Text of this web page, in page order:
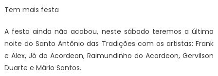
Tem mais festa
A festa ainda não acabou, neste sábado teremos a última
noite do Santo Antônio das Tradições com os artistas: Frank
e Alex, Jó do Acordeon, Raimundinho do Acordeon, Gervilson
Duarte e Mário Santos.